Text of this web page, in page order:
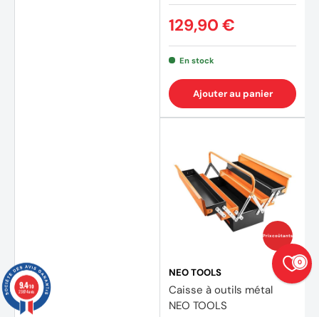
(1
129,90 €
En stock
Ajouter au panier
Prix coûtants
NEO TOOLS
Caisse à outils métal
NEO TOOLS
0
9.4/10
23874 avis